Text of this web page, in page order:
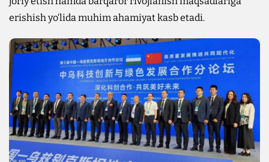
erishish yo‘lida muhim ahamiyat kasb etadi.